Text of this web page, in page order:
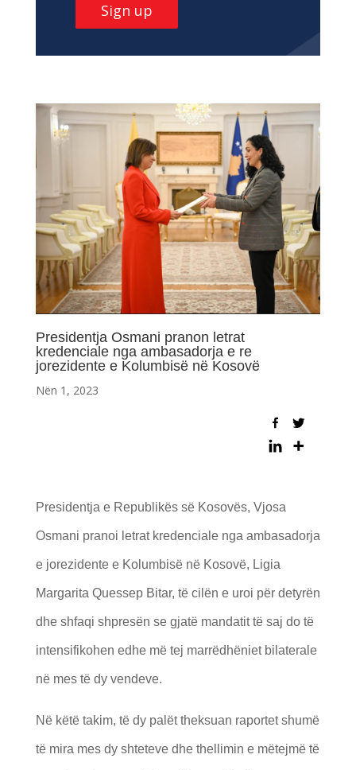
Sign up
Presidentja Osmani pranon letrat
kredenciale nga ambasadorja e re
jorezidente e Kolumbisë në Kosovë
Nën 1, 2023
Presidentja e Republikës së Kosovës, Vjosa
Osmani pranoi letrat kredenciale nga ambasadorja
e jorezidente e Kolumbisë në Kosovë, Ligia
Margarita Quessep Bitar, të cilën e uroi për detyrën
dhe shfaqi shpresën se gjatë mandatit të saj do të
intensifikohen edhe më tej marrëdhëniet bilaterale
në mes të dy vendeve.
Në këtë takim, të dy palët theksuan raportet shumë
të mira mes dy shteteve dhe thellimin e mëtejmë të